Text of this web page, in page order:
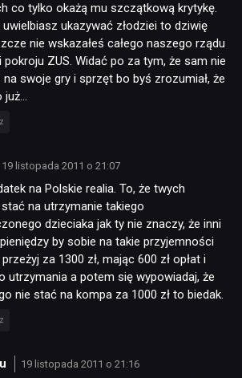
co tylko okażą mu szczątkową krytykę.
ukazywać złodziei to dziwię
nie wskazałeś całego naszego rządu
pokroju ZUS. Widać po za tym, że sam nie
na swoje gry i sprzęt bo byś zrozumiał, że
już…
19 listopada 2011 o 21:07
na Polskie realia. To, że twych
na utrzymanie takiego
dzieciaka jak ty nie znaczy, że inni
by sobie na takie przyjemności
za 1300 zł, mając 600 zł opłat i
utrzymania a potem się wypowiadaj, że
nie stać na kompa za 1000 zł to biedak.
19 listopada 2011 o 21:16